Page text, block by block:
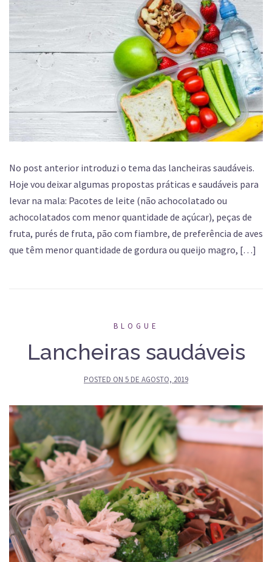
No post anterior introduzi o tema das lancheiras saudáveis.
Hoje vou deixar algumas propostas práticas e saudáveis para
levar na mala: Pacotes de leite (não achocolatado ou
achocolatados com menor quantidade de açúcar), peças de
fruta, purés de fruta, pão com fiambre, de preferência de aves
que têm menor quantidade de gordura ou queijo magro, […]
BLOGUE
Lancheiras saudáveis
POSTED ON 5 DE AGOSTO, 2019